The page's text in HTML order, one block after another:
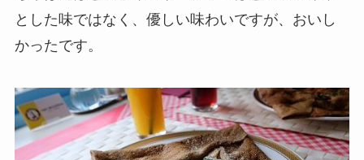
とした味ではなく、優しい味わいですが、おいし
かったです。